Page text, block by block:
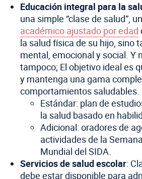
Educación integral para la
una simple “clase de salud”,
académico ajustado por edad
la salud física de su hijo, sino
mental, emocional y social. Y
tampoco; El objetivo ideal es
y mantenga una gama
comportamientos saludables.
Estándar: plan de
la salud basado en
Adicional: oradores de
actividades de la
Mundial del SIDA.
Servicios de salud escolar:
debe estar disponible para